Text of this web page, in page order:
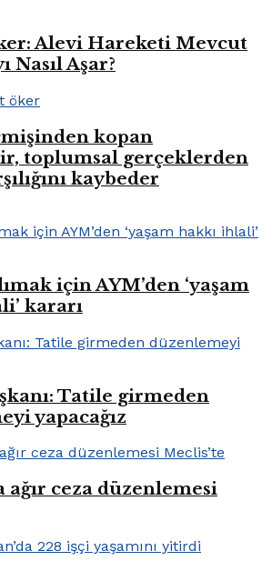
Alevi Hareketi Mevcut
Nasıl Aşar?
kopan
toplumsal gerçeklerden
kaybeder
için AYM’den ‘yaşam
kararı
Tatile girmeden
yapacağız
ağır ceza düzenlemesi